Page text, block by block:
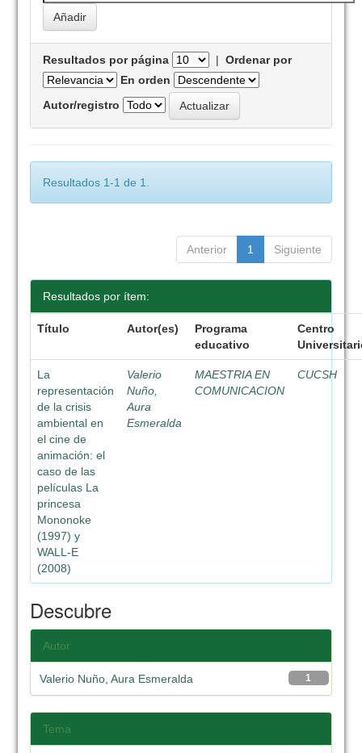
Resultados por página |Ordenar por
En orden
Autor/registro
Resultados 1-1 de 1.
Anterior 1 Siguiente
Resultados por ítem:
Título Autor(es)
Programa
educativo
Centro
La
representación
de la crisis
ambiental en
el cine de
animación: el
caso de las
películas La
princesa
Mononoke
(1997) y
WALL-E
(2008)
Valerio
Nuño,
Aura
Esmeralda
MAESTRIA EN
COMUNICACION
CUCSH
Descubre
Autor
1
Valerio Nuño, Aura Esmeralda
Tema